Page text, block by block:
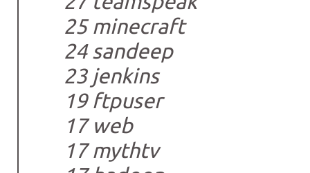
25 minecraft
24 sandeep
23 jenkins
19 ftpuser
17 web
17 mythtv